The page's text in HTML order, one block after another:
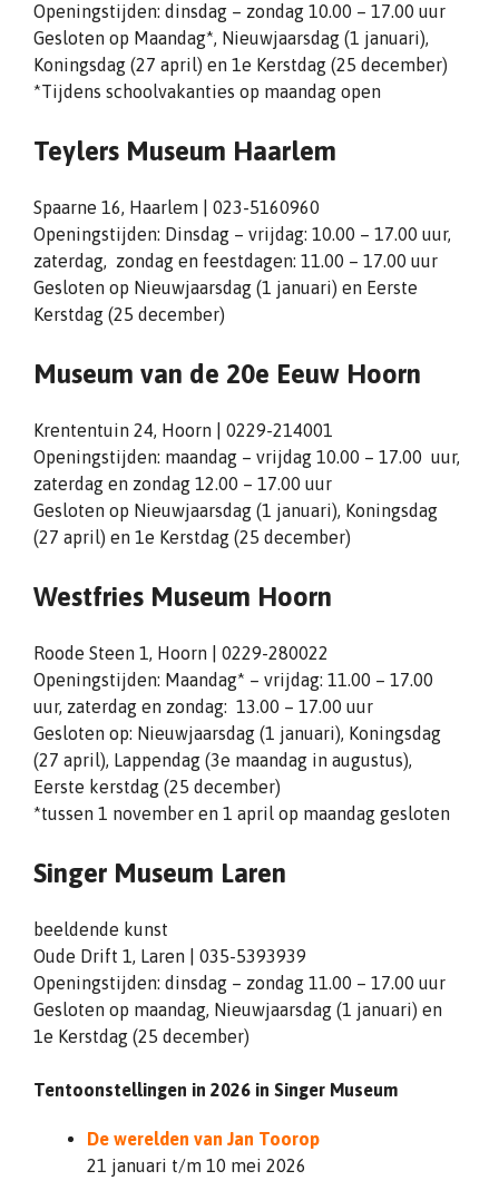
Openingstijden: dinsdag – zondag 10.00 – 17.00 uur
Gesloten op Maandag*, Nieuwjaarsdag (1 januari),
Koningsdag (27 april) en 1e Kerstdag (25 december)
*Tijdens schoolvakanties op maandag open
Teylers Museum Haarlem
Spaarne 16, Haarlem | 023-5160960
Openingstijden: Dinsdag – vrijdag: 10.00 – 17.00 uur,
zaterdag, zondag en feestdagen: 11.00 – 17.00 uur
Gesloten op Nieuwjaarsdag (1 januari) en Eerste
Kerstdag (25 december)
Museum van de 20e Eeuw Hoorn
Krententuin 24, Hoorn | 0229-214001
Openingstijden: maandag – vrijdag 10.00 – 17.00 uur,
zaterdag en zondag 12.00 – 17.00 uur
Gesloten op Nieuwjaarsdag (1 januari), Koningsdag
(27 april) en 1e Kerstdag (25 december)
Westfries Museum Hoorn
Roode Steen 1, Hoorn | 0229-280022
Openingstijden: Maandag* – vrijdag: 11.00 – 17.00
uur, zaterdag en zondag: 13.00 – 17.00 uur
Gesloten op: Nieuwjaarsdag (1 januari), Koningsdag
(27 april), Lappendag (3e maandag in augustus),
Eerste kerstdag (25 december)
*tussen 1 november en 1 april op maandag gesloten
Singer Museum Laren
beeldende kunst
Oude Drift 1, Laren | 035-5393939
Openingstijden: dinsdag – zondag 11.00 – 17.00 uur
Gesloten op maandag, Nieuwjaarsdag (1 januari) en
1e Kerstdag (25 december)
Tentoonstellingen in 2026 in Singer Museum
De werelden van Jan Toorop
21 januari t/m 10 mei 2026